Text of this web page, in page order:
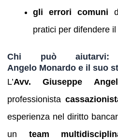
gli errori comuni
pratici per difendere
Chi può aiutarvi:
Angelo Monardo e il suo
L’Avv. Giuseppe
professionista
esperienza nel diritto
un team